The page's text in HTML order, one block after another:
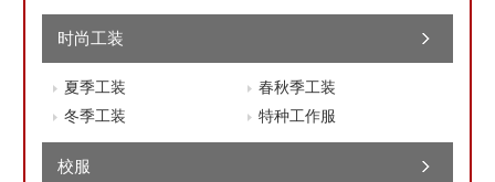
时尚工装
夏季工装
春秋季工装
冬季工装
特种工作服
校服